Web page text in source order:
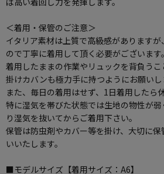
＜着用・保管のご注意＞
イタリア素材は上質で高級感があります
ので丁寧に着用して頂く必要がございます。
着用したままの作業やリュックを背負う
掛けカバンも極力手に持つようにお願いし
また、毎日の着用はせず、1日着用したら
特に湿気を帯びた状態では生地の物性が
り湿気を抜いてからご着用下さい。
保管は防虫剤やカバー等を掛け、大切に
いいたします。
■モデルサイズ【着用サイズ：A6】